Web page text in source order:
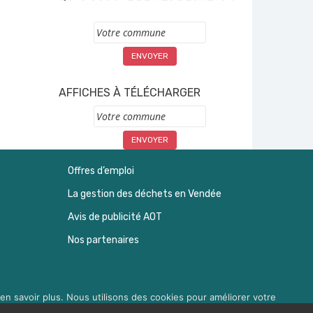
Commune
AFFICHES À TÉLÉCHARGER
Commune
Offres d’emploi
La gestion des déchets en Vendée
Avis de publicité AOT
Nos partenaires
savoir plus. Nous utilisons des cookies pour améliorer votre